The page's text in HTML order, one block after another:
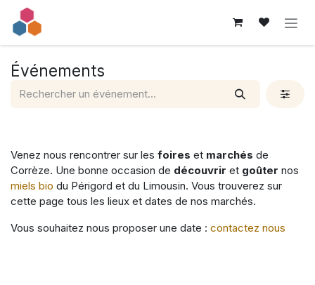
Se rendre au contenu
Événements
Venez nous rencontrer sur les foires et marchés de
Corrèze. Une bonne occasion de découvrir et goûter nos
miels bio du Périgord et du Limousin. Vous trouverez sur
cette page tous les lieux et dates de nos marchés.
Vous souhaitez nous proposer une date : contactez nous